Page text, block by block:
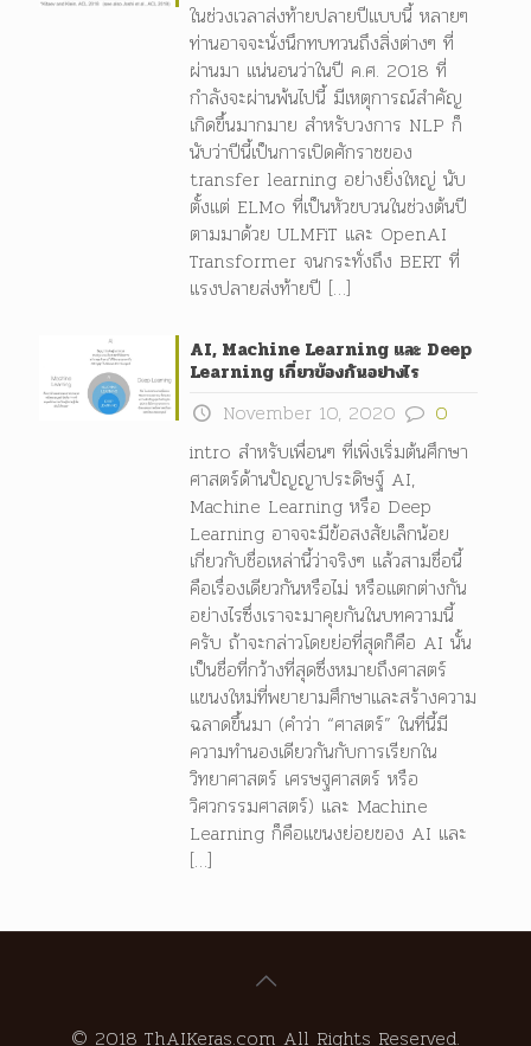
ในช่วงเวลาส่งท้ายปลายปีแบบนี้ หลายๆ
ท่านอาจจะนั่งนึกทบทวนถึงสิ่งต่างๆ ที่
ผ่านมา แน่นอนว่าในปี ค.ศ. 2018 ที่
กำลังจะผ่านพ้นไปนี้ มีเหตุการณ์สำคัญ
เกิดขึ้นมากมาย สำหรับวงการ NLP ก็
นับว่าปีนี้เป็นการเปิดศักราชของ
transfer learning อย่างยิ่งใหญ่ นับ
ตั้งแต่ ELMo ที่เป็นหัวขบวนในช่วงต้นปี
ตามมาด้วย ULMFiT และ OpenAI
Transformer จนกระทั่งถึง BERT ที่
แรงปลายส่งท้ายปี […]
AI, Machine Learning และ Deep
Learning เกี่ยวข้องกันอย่างไร
November 10, 2020
0
intro สำหรับเพื่อนๆ ที่เพิ่งเริ่มต้นศึกษา
ศาสตร์ด้านปัญญาประดิษฐ์ AI,
Machine Learning หรือ Deep
Learning อาจจะมีข้อสงสัยเล็กน้อย
เกี่ยวกับชื่อเหล่านี้ว่าจริงๆ แล้วสามชื่อนี้
คือเรื่องเดียวกันหรือไม่ หรือแตกต่างกัน
อย่างไรซึ่งเราจะมาคุยกันในบทความนี้
ครับ ถ้าจะกล่าวโดยย่อที่สุดก็คือ AI นั้น
เป็นชื่อที่กว้างที่สุดซึ่งหมายถึงศาสตร์
แขนงใหม่ที่พยายามศึกษาและสร้างความ
ฉลาดขึ้นมา (คำว่า “ศาสตร์” ในที่นี้มี
ความทำนองเดียวกันกับการเรียกใน
วิทยาศาสตร์ เศรษฐศาสตร์ หรือ
วิศวกรรมศาสตร์) และ Machine
Learning ก็คือแขนงย่อยของ AI และ
[…]
© 2018 ThAIKeras.com All Rights Reserved.